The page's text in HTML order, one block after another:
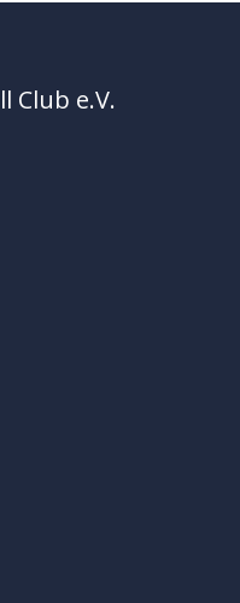
Club e.V.